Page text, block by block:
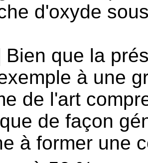
d'oxyde
Bien que la
à une
de l'art
de façon
à former une